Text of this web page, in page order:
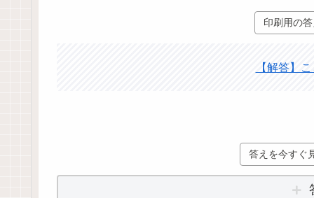
印刷用の
【解答】
答えを今すぐ